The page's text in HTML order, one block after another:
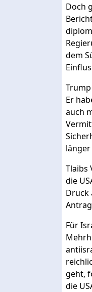
Doch
dem
Er
auch
Tlaibs
die
Druck
Für
geht,
die